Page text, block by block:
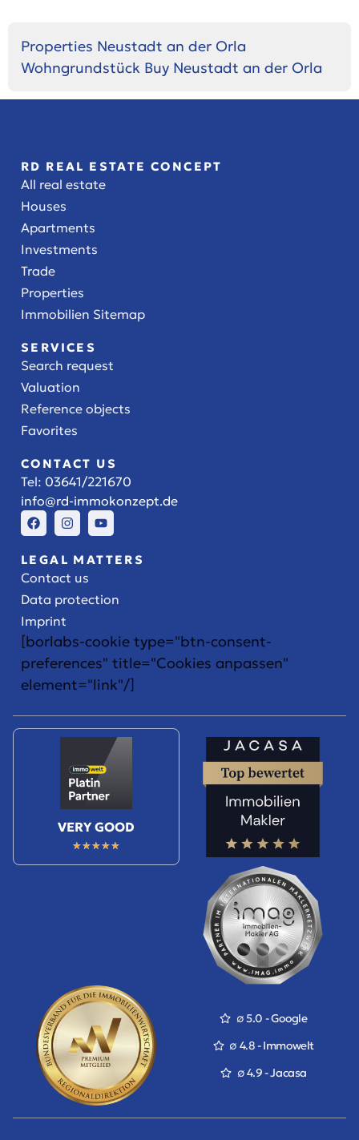
Properties Neustadt an der Orla
Wohngrundstück Buy Neustadt an der Orla
RD REAL ESTATE CONCEPT
All real estate
Houses
Apartments
Investments
Trade
Properties
Immobilien Sitemap
SERVICES
Search request
Valuation
Reference objects
Favorites
CONTACT US
Tel: 03641/221670
info@rd-immokonzept.de
LEGAL MATTERS
Contact us
Data protection
Imprint
[borlabs-cookie type="btn-consent-
preferences" title="Cookies anpassen"
element="link"/]
VERY GOOD
★★★★★
∅ 5.0 - Google
∅ 4.8 - Immowelt
∅ 4.9 - Jacasa